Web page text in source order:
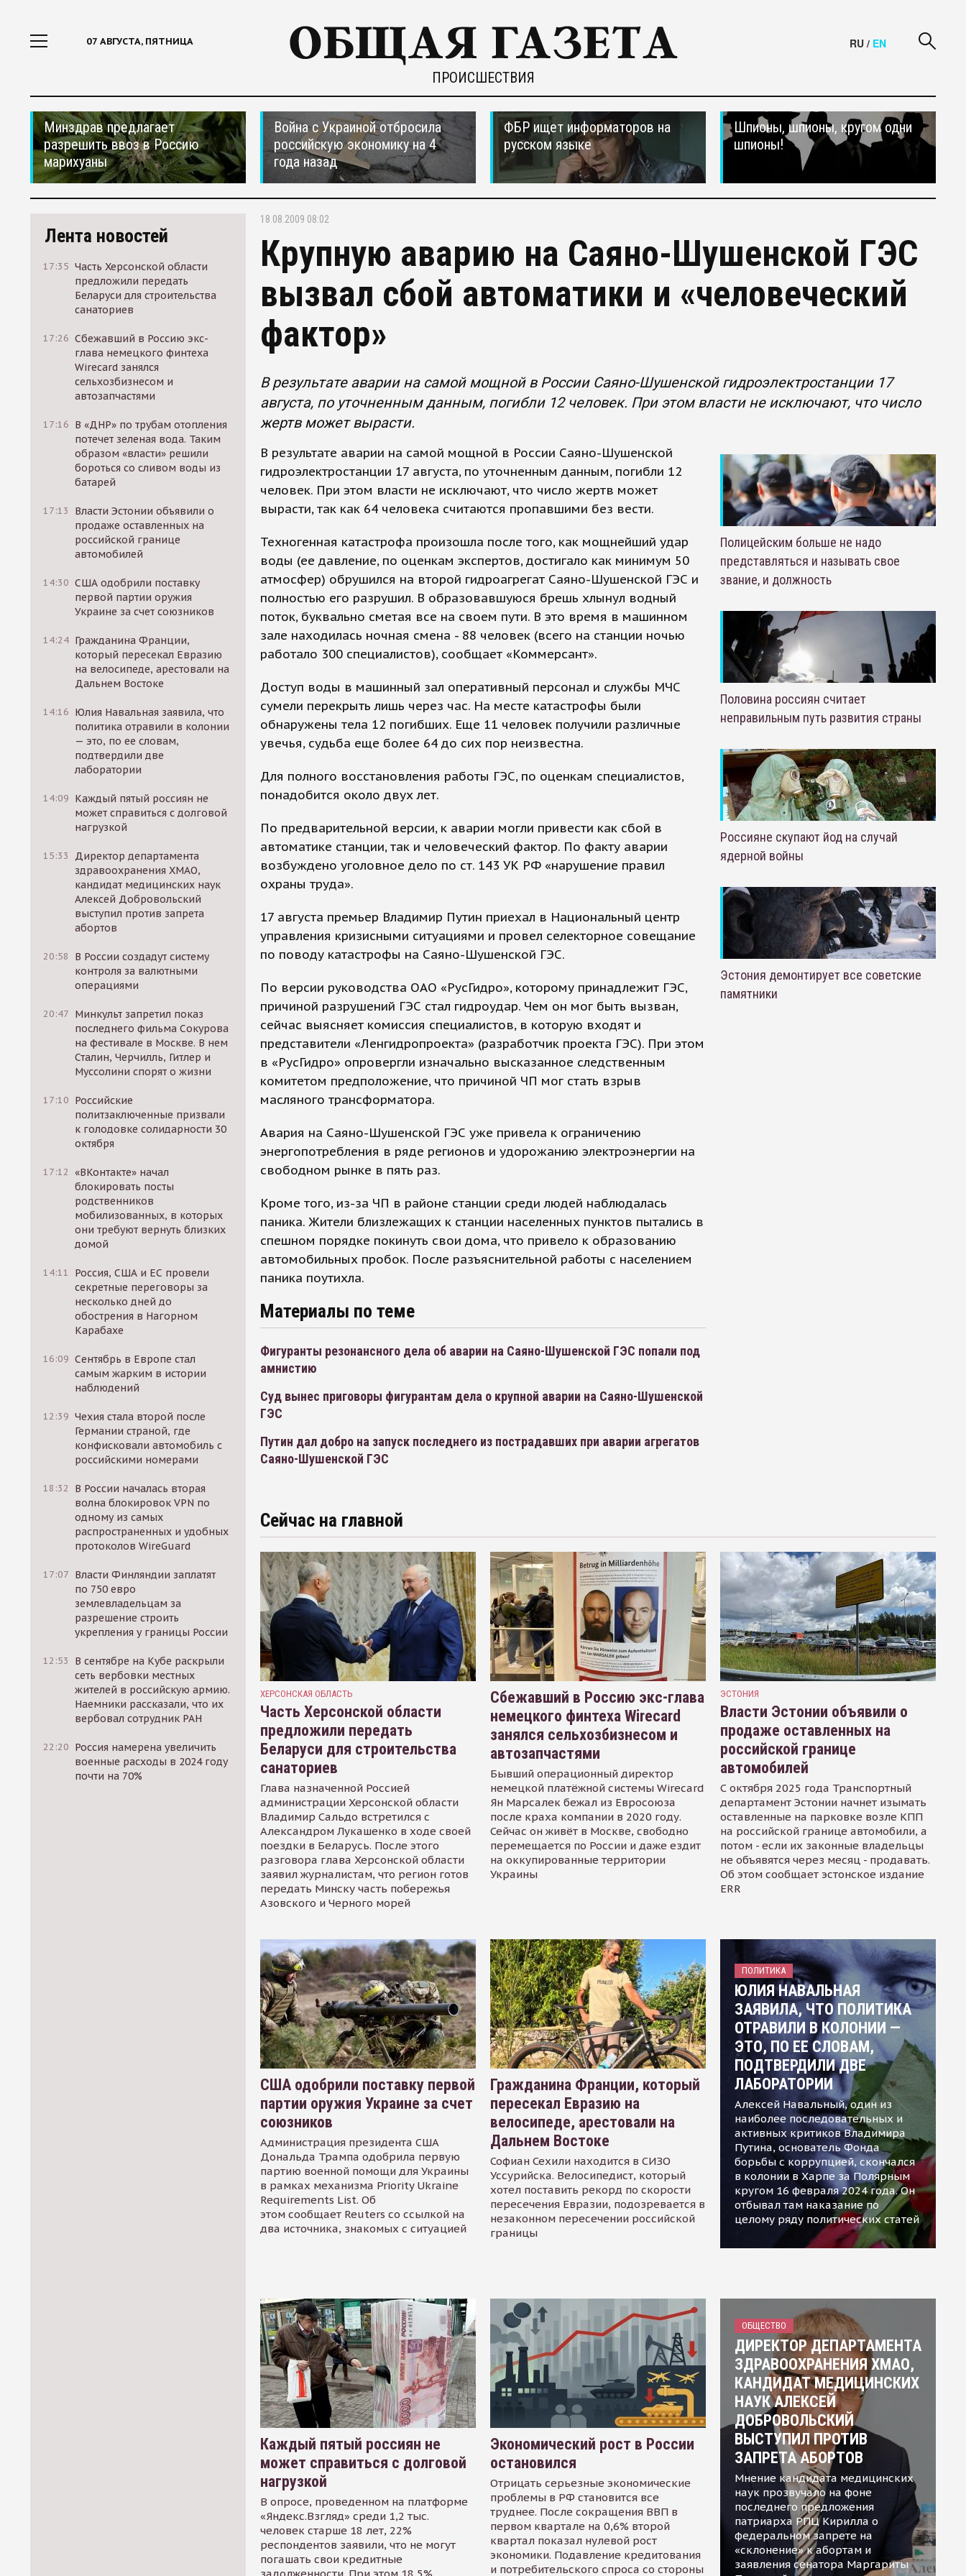
07 АВГУСТА, ПЯТНИЦА
ПРОИСШЕСТВИЯ
RU / EN
Минздрав предлагает
разрешить ввоз в Россию
марихуаны
Война с Украиной отбросила
российскую экономику на 4
года назад
ФБР ищет информаторов на
русском языке
Шпионы, шпионы, кругом одни
шпионы!
Лента новостей
17:35 Часть Херсонской области
предложили передать
Беларуси для строительства
санаториев
17:26 Сбежавший в Россию экс-
глава немецкого финтеха
Wirecard занялся
сельхозбизнесом и
автозапчастями
17:16 В «ДНР» по трубам отопления
потечет зеленая вода. Таким
образом «власти» решили
бороться со сливом воды из
батарей
17:13
Власти Эстонии объявили о
продаже оставленных на
российской границе
автомобилей
14:30 США одобрили поставку
первой партии оружия
Украине за счет союзников
14:24 Гражданина Франции,
который пересекал Евразию
на велосипеде, арестовали на
Дальнем Востоке
14:16 Юлия Навальная заявила, что
политика отравили в колонии
— это, по ее словам,
подтвердили две
лаборатории
14:09 Каждый пятый россиян не
может справиться с долговой
нагрузкой
15:33
Директор департамента
здравоохранения ХМАО,
кандидат медицинских наук
Алексей Добровольский
выступил против запрета
абортов
20:58
В России создадут систему
контроля за валютными
операциями
20:47 Минкульт запретил показ
последнего фильма Сокурова
на фестивале в Москве. В нем
Сталин, Черчилль, Гитлер и
Муссолини спорят о жизни
17:10 Российские
политзаключенные призвали
к голодовке солидарности 30
октября
17:12 «ВКонтакте» начал
блокировать посты
родственников
мобилизованных, в которых
они требуют вернуть близких
домой
14:11
Россия, США и ЕС провели
секретные переговоры за
несколько дней до
обострения в Нагорном
Карабахе
16:09 Сентябрь в Европе стал
самым жарким в истории
наблюдений
12:39 Чехия стала второй после
Германии страной, где
конфисковали автомобиль с
российскими номерами
18:32
В России началась вторая
волна блокировок VPN по
одному из самых
распространенных и удобных
протоколов WireGuard
17:07 Власти Финляндии заплатят
по 750 евро
землевладельцам за
разрешение строить
укрепления у границы России
12:53
В сентябре на Кубе раскрыли
сеть вербовки местных
жителей в российскую армию.
Наемники рассказали, что их
вербовал сотрудник РАН
22:20 Россия намерена увеличить
военные расходы в 2024 году
почти на 70%
18.08.2009 08:02
Крупную аварию на Саяно-Шушенской ГЭС
вызвал сбой автоматики и «человеческий
фактор»
В результате аварии на самой мощной в России Саяно-Шушенской гидроэлектростанции 17
августа, по уточненным данным, погибли 12 человек. При этом власти не исключают, что число
жертв может вырасти.
В результате аварии на самой мощной в России Саяно-Шушенской
гидроэлектростанции 17 августа, по уточненным данным, погибли 12
человек. При этом власти не исключают, что число жертв может
вырасти, так как 64 человека считаются пропавшими без вести.
Техногенная катастрофа произошла после того, как мощнейший удар
воды (ее давление, по оценкам экспертов, достигало как минимум 50
атмосфер) обрушился на второй гидроагрегат Саяно-Шушенской ГЭС и
полностью его разрушил. В образовавшуюся брешь хлынул водный
поток, буквально сметая все на своем пути. В это время в машинном
зале находилась ночная смена - 88 человек (всего на станции ночью
работало 300 специалистов), сообщает «Коммерсант».
Доступ воды в машинный зал оперативный персонал и службы МЧС
сумели перекрыть лишь через час. На месте катастрофы были
обнаружены тела 12 погибших. Еще 11 человек получили различные
увечья, судьба еще более 64 до сих пор неизвестна.
Для полного восстановления работы ГЭС, по оценкам специалистов,
понадобится около двух лет.
По предварительной версии, к аварии могли привести как сбой в
автоматике станции, так и человеческий фактор. По факту аварии
возбуждено уголовное дело по ст. 143 УК РФ «нарушение правил
охраны труда».
17 августа премьер Владимир Путин приехал в Национальный центр
управления кризисными ситуациями и провел селекторное совещание
по поводу катастрофы на Саяно-Шушенской ГЭС.
По версии руководства ОАО «РусГидро», которому принадлежит ГЭС,
причиной разрушений ГЭС стал гидроудар. Чем он мог быть вызван,
сейчас выясняет комиссия специалистов, в которую входят и
представители «Ленгидропроекта» (разработчик проекта ГЭС). При этом
в «РусГидро» опровергли изначально высказанное следственным
комитетом предположение, что причиной ЧП мог стать взрыв
масляного трансформатора.
Авария на Саяно-Шушенской ГЭС уже привела к ограничению
энергопотребления в ряде регионов и удорожанию электроэнергии на
свободном рынке в пять раз.
Кроме того, из-за ЧП в районе станции среди людей наблюдалась
паника. Жители близлежащих к станции населенных пунктов пытались в
спешном порядке покинуть свои дома, что привело к образованию
автомобильных пробок. После разъяснительной работы с населением
паника поутихла.
Материалы по теме
Фигуранты резонансного дела об аварии на Саяно-Шушенской ГЭС попали под
амнистию
Суд вынес приговоры фигурантам дела о крупной аварии на Саяно-Шушенской
ГЭС
Путин дал добро на запуск последнего из пострадавших при аварии агрегатов
Саяно-Шушенской ГЭС
Полицейским больше не надо
представляться и называть свое
звание, и должность
Половина россиян считает
неправильным путь развития страны
Россияне скупают йод на случай
ядерной войны
Эстония демонтирует все советские
памятники
Сейчас на главной
ХЕРСОНСКАЯ ОБЛАСТЬ
Часть Херсонской области
предложили передать
Беларуси для строительства
санаториев
Глава назначенной Россией
администрации Херсонской области
Владимир Сальдо встретился с
Александром Лукашенко в ходе своей
поездки в Беларусь. После этого
разговора глава Херсонской области
заявил журналистам, что регион готов
передать Минску часть побережья
Азовского и Черного морей
Сбежавший в Россию экс-глава
немецкого финтеха Wirecard
занялся сельхозбизнесом и
автозапчастями
Бывший операционный директор
немецкой платёжной системы Wirecard
Ян Марсалек бежал из Евросоюза
после краха компании в 2020 году.
Сейчас он живёт в Москве, свободно
перемещается по России и даже ездит
на оккупированные территории
Украины
ЭСТОНИЯ
Власти Эстонии объявили о
продаже оставленных на
российской границе
автомобилей
С октября 2025 года Транспортный
департамент Эстонии начнет изымать
оставленные на парковке возле КПП
на российской границе автомобили, а
потом - если их законные владельцы
не объявятся через месяц - продавать.
Об этом сообщает эстонское издание
ERR
США одобрили поставку первой
партии оружия Украине за счет
союзников
Администрация президента США
Дональда Трампа одобрила первую
партию военной помощи для Украины
в рамках механизма Priority Ukraine
Requirements List. Об
этом сообщает Reuters со ссылкой на
два источника, знакомых с ситуацией
Гражданина Франции, который
пересекал Евразию на
велосипеде, арестовали на
Дальнем Востоке
Софиан Сехили находится в СИЗО
Уссурийска. Велосипедист, который
хотел поставить рекорд по скорости
пересечения Евразии, подозревается в
незаконном пересечении российской
границы
ПОЛИТИКА
ЮЛИЯ НАВАЛЬНАЯ
ЗАЯВИЛА, ЧТО ПОЛИТИКА
ОТРАВИЛИ В КОЛОНИИ —
ЭТО, ПО ЕЕ СЛОВАМ,
ПОДТВЕРДИЛИ ДВЕ
ЛАБОРАТОРИИ
Алексей Навальный, один из
наиболее последовательных и
активных критиков Владимира
Путина, основатель Фонда
борьбы с коррупцией, скончался
в колонии в Харпе за Полярным
кругом 16 февраля 2024 года. Он
отбывал там наказание по
целому ряду политических статей
Каждый пятый россиян не
может справиться с долговой
нагрузкой
В опросе, проведенном на платформе
«Яндекс.Взгляд» среди 1,2 тыс.
человек старше 18 лет, 22%
респондентов заявили, что не могут
погашать свои кредитные
Экономический рост в России
остановился
Отрицать серьезные экономические
проблемы в РФ становится все
труднее. После сокращения ВВП в
первом квартале на 0,6% второй
квартал показал нулевой рост
экономики. Подавление кредитования
и потребительского спроса со стороны
ОБЩЕСТВО
ДИРЕКТОР ДЕПАРТАМЕНТА
ЗДРАВООХРАНЕНИЯ ХМАО,
КАНДИДАТ МЕДИЦИНСКИХ
НАУК АЛЕКСЕЙ
ДОБРОВОЛЬСКИЙ
ВЫСТУПИЛ ПРОТИВ
ЗАПРЕТА АБОРТОВ
Мнение кандидата медицинских
наук прозвучало на фоне
последнего предложения
патриарха РПЦ Кирилла о
федеральном запрете на
«склонение» к абортам и
заявления сенатора Маргариты